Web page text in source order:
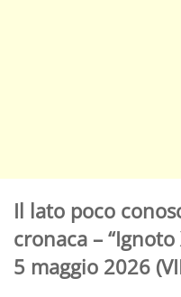
Il lato poco
cronaca –
5 maggio 2026